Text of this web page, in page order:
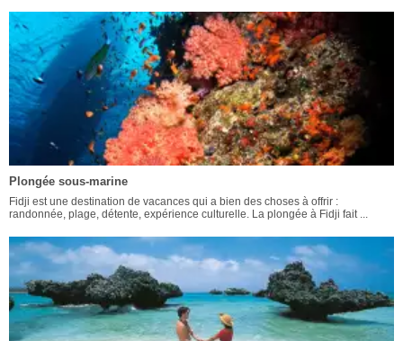
Plongée sous-marine
Fidji est une destination de vacances qui a bien des choses à offrir :
randonnée, plage, détente, expérience culturelle. La plongée à Fidji fait ...